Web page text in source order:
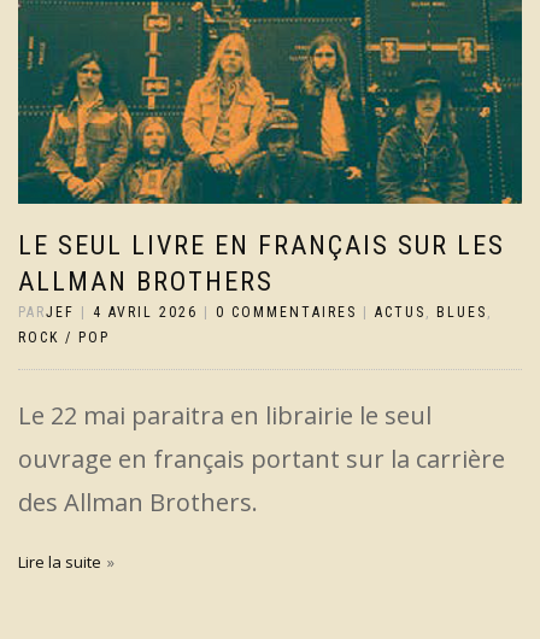
LE SEUL LIVRE EN FRANÇAIS SUR LES
ALLMAN BROTHERS
PARJEF | 4 AVRIL 2026 | 0 COMMENTAIRES | ACTUS BLUES
ROCK / POP
Le 22 mai paraitra en librairie le seul
ouvrage en français portant sur la carrière
des Allman Brothers.
Lire la suite